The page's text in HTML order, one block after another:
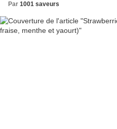
Par 1001 saveurs